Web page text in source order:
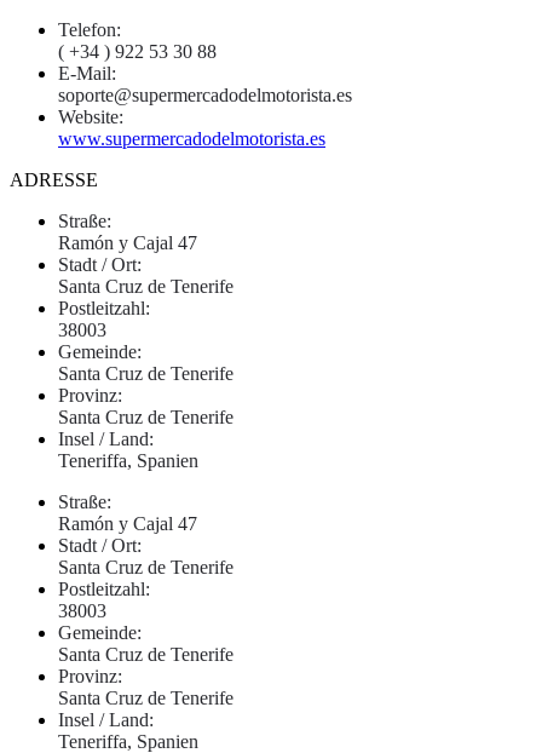
Telefon:
( +34 ) 922 53 30 88
E-Mail:
soporte@supermercadodelmotorista.es
Website:
www.supermercadodelmotorista.es
ADRESSE
Straße:
Ramón y Cajal 47
Stadt / Ort:
Santa Cruz de Tenerife
Postleitzahl:
38003
Gemeinde:
Santa Cruz de Tenerife
Provinz:
Santa Cruz de Tenerife
Insel / Land:
Teneriffa, Spanien
Straße:
Ramón y Cajal 47
Stadt / Ort:
Santa Cruz de Tenerife
Postleitzahl:
38003
Gemeinde:
Santa Cruz de Tenerife
Provinz:
Santa Cruz de Tenerife
Insel / Land:
Teneriffa, Spanien